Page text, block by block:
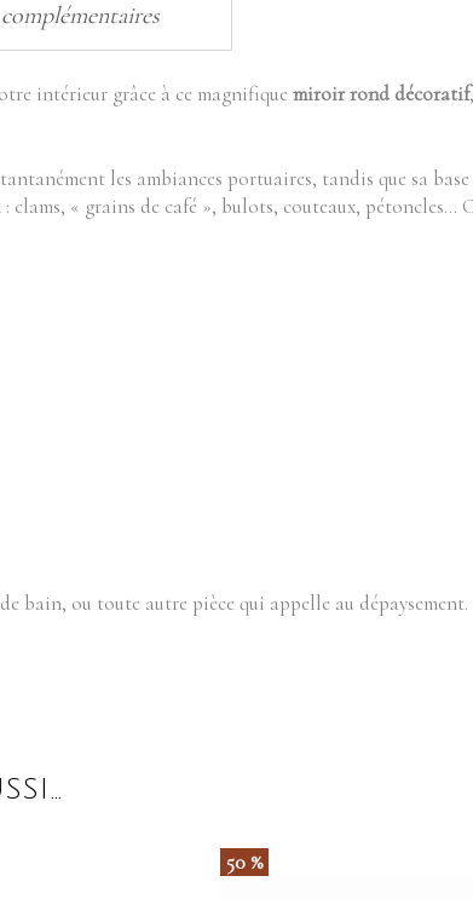
intérieur grâce à ce magnifique miroir rond décoratif
les ambiances portuaires, tandis que sa
clams, « grains de café », bulots, couteaux, pétoncles…
bain, ou toute autre pièce qui appelle au dépaysement.
50 %